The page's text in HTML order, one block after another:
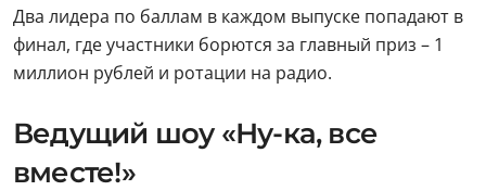
Два лидера по баллам в каждом выпуске попадают в
финал, где участники борются за главный приз – 1
миллион рублей и ротации на радио.
Ведущий шоу «Ну-ка, все
вместе!»